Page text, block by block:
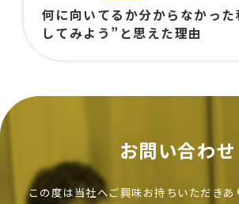
何に向いてるか分からなかっ
してみよう”と思えた理由
お問い合わせ
この度は当社へご興味お持ちいただき